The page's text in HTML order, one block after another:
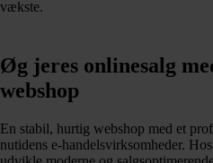
vækste.
Øg jeres onlinesalg
webshop
En stabil, hurtig webshop med et
nutidens e-handelsvirksomheder.